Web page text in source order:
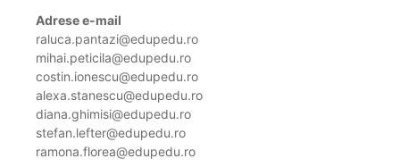
Adrese e-mail
raluca.pantazi@edupedu.ro
mihai.peticila@edupedu.ro
costin.ionescu@edupedu.ro
alexa.stanescu@edupedu.ro
diana.ghimisi@edupedu.ro
stefan.lefter@edupedu.ro
ramona.florea@edupedu.ro